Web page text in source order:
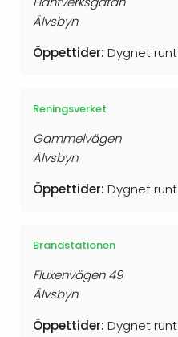
Älvsbyn
Öppettider: Dygnet runt
Reningsverket
Gammelvägen
Älvsbyn
Öppettider: Dygnet runt
Brandstationen
Fluxenvägen 49
Älvsbyn
Öppettider: Dygnet runt